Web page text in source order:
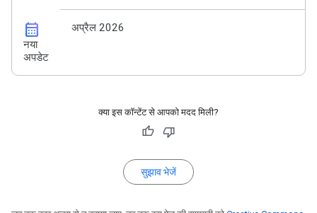
calendar_month
नया
अपडेट
अप्रैल 2026
क्या इस कॉन्टेंट से आपको मदद मिली?
सुझाव भेजें